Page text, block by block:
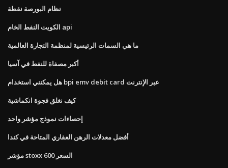
نظام البورصة نقطة
الكويت النفط الخام api
ما هي السمات الرئيسية لمنظمة التجارة العالمية
أكبر مصفاة للنفط في آسيا
هل يمكنني استخدام bpi emv debit card عبر الإنترنت
كيف نغلق فجوة انكماشية
إحصاءات نموذج مؤشر واحد
أفضل معدلات الرهن العقاري المتاحة في كندا
مؤشر stoxx 600 السعر